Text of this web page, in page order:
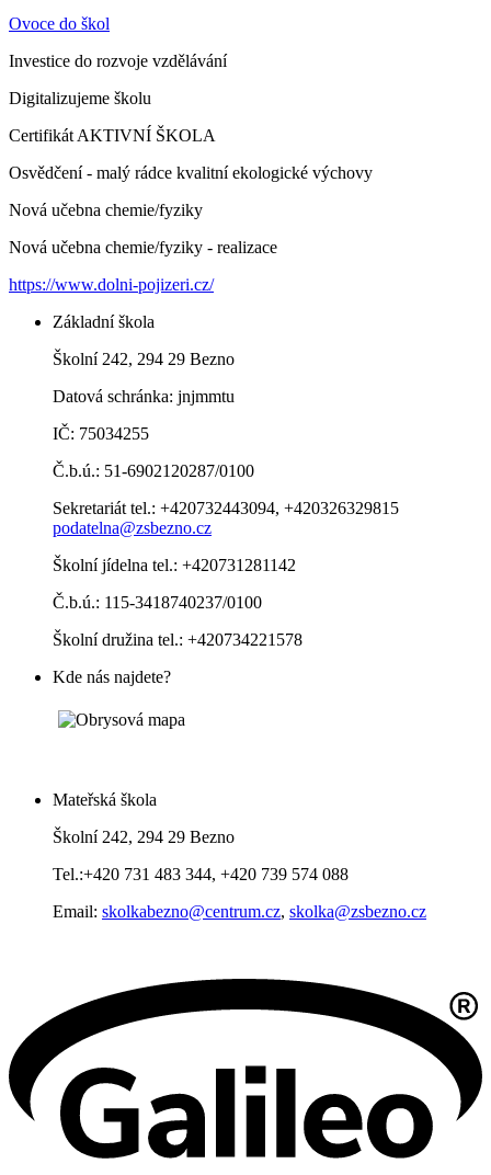
Ovoce do škol
Investice do rozvoje vzdělávání
Digitalizujeme školu
Certifikát AKTIVNÍ ŠKOLA
Osvědčení - malý rádce kvalitní ekologické výchovy
Nová učebna chemie/fyziky
Nová učebna chemie/fyziky - realizace
https://www.dolni-pojizeri.cz/
Základní škola
Školní 242, 294 29 Bezno
Datová schránka: jnjmmtu
IČ: 75034255
Č.b.ú.: 51-6902120287/0100
Sekretariát tel.: +420732443094, +420326329815
podatelna@zsbezno.cz
Školní jídelna tel.: +420731281142
Č.b.ú.: 115-3418740237/0100
Školní družina tel.: +420734221578
Kde nás najdete?
Mateřská škola
Školní 242, 294 29 Bezno
Tel.:+420 731 483 344, +420 739 574 088
Email: skolkabezno@centrum.cz, skolka@zsbezno.cz